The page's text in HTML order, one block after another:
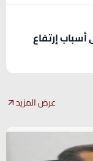
أسباب إرتفاع
عرض المزيد